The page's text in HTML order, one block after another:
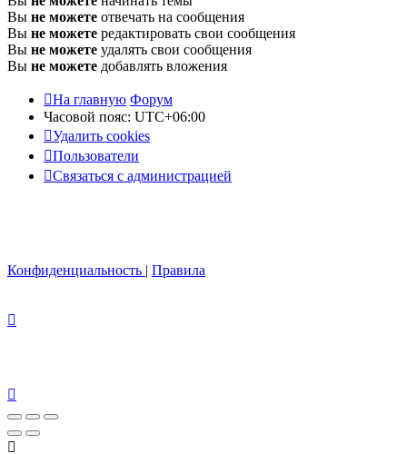
Вы не можете отвечать на сообщения
Вы не можете редактировать свои сообщения
Вы не можете удалять свои сообщения
Вы не можете добавлять вложения
На главную Форум
Часовой пояс: UTC+06:00
Удалить cookies
Пользователи
Связаться с администрацией
Конфиденциальность | Правила